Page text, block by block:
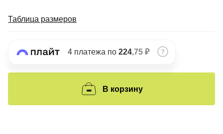
Таблица размеров
4 платежа по 224,75 ₽
В корзину
8 800 302-02-51
plait.ru